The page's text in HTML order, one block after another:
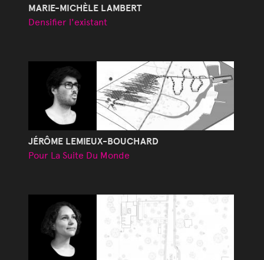
MARIE-MICHÈLE LAMBERT
Densifier l'existant
JÉRÔME LEMIEUX-BOUCHARD
Pour La Suite Du Monde